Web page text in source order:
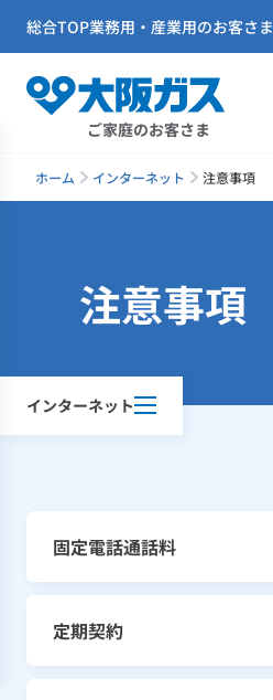
ご家庭のお客さま
総合TOP業務用・産業用のお客さま
ホーム インターネット 注意事項
インターネット
注意事項
固定電話通話料
定期契約